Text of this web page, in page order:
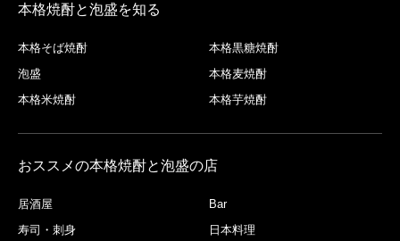
本格焼酎と泡盛を知る
本格そば焼酎
本格黒糖焼酎
泡盛
本格麦焼酎
本格米焼酎
本格芋焼酎
おススメの本格焼酎と泡盛の店
居酒屋
Bar
寿司・刺身
日本料理